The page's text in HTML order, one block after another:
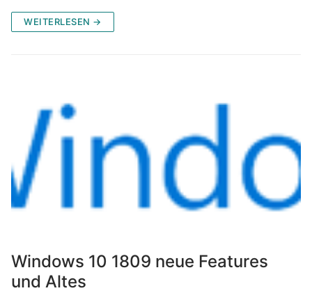
WEITERLESEN →
Windows 10 1809 neue Features
und Altes